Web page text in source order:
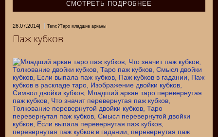
СМОТРЕТЬ ПОДРОБНЕЕ
26.07.2014| Теги:?Таро младшие арканы
Паж кубков